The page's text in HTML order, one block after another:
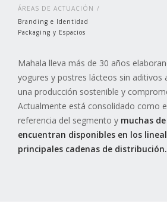
ÁREAS DE ACTUACIÓN
Branding e Identidad
Packaging y Espacios
Mahala lleva más de 30 años
yogures y postres lácteos sin aditivos
una producción sostenible y
Actualmente está consolidado como
referencia del segmento y muchas
encuentran disponibles en los
principales cadenas de distribución.